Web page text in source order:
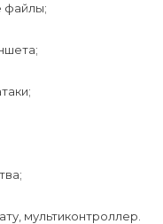
файлы;
мультиконтроллер.